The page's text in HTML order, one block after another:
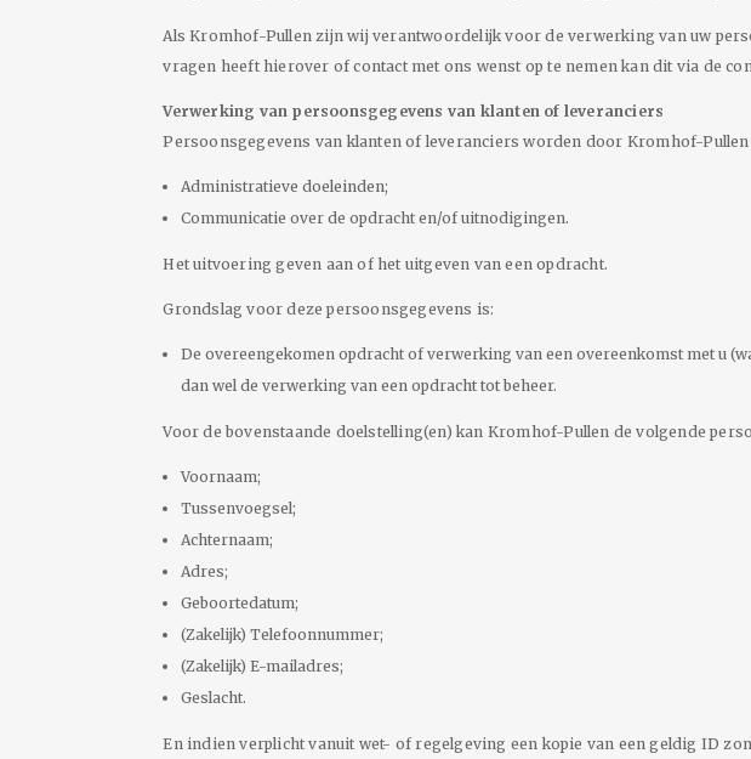
Als Kromhof-Pullen zijn wij verantwoordelijk voor de verwerking van uw
vragen heeft hierover of contact met ons wenst op te nemen kan dit via de
Verwerking van persoonsgegevens van klanten of leveranciers
Persoonsgegevens van klanten of leveranciers worden door Kromhof-
Administratieve doeleinden;
Communicatie over de opdracht en/of uitnodigingen.
Het uitvoering geven aan of het uitgeven van een opdracht.
Grondslag voor deze persoonsgegevens is:
De overeengekomen opdracht of verwerking van een overeenkomst met u
dan wel de verwerking van een opdracht tot beheer.
Voor de bovenstaande doelstelling(en) kan Kromhof-Pullen de volgende
Voornaam;
Tussenvoegsel;
Achternaam;
Adres;
Geboortedatum;
(Zakelijk) Telefoonnummer;
(Zakelijk) E-mailadres;
Geslacht.
En indien verplicht vanuit wet- of regelgeving een kopie van een geldig ID